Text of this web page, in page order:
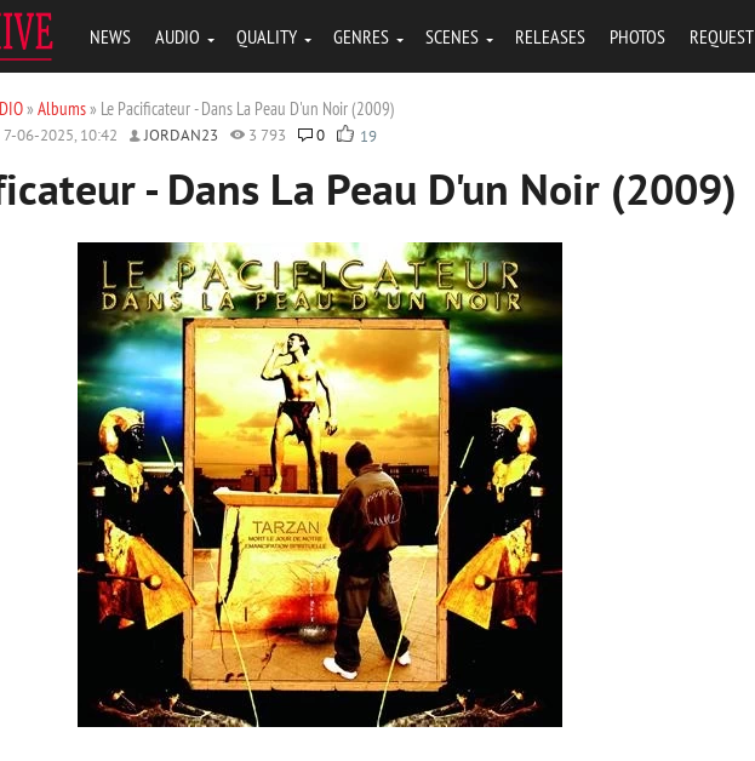
NEWS AUDIO QUALITY GENRES SCENES RELEASES PHOTOS REQUEST
» Albums» Le Pacificateur - Dans La Peau D'un Noir (2009)
7-06-2025, 10:42 JORDAN23 3 793 0 19
- Dans La Peau D'un Noir (2009)